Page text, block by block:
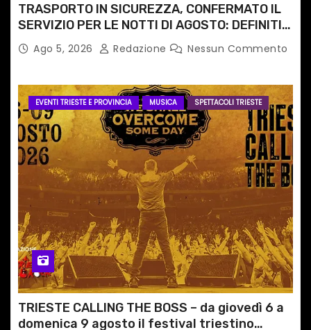
TRASPORTO IN SICUREZZA, CONFERMATO IL
SERVIZIO PER LE NOTTI DI AGOSTO: DEFINITI
PERCORSI, FERMATE E ORARIO
Ago 5, 2026 Redazione Nessun Commento
EVENTI TRIESTE E PROVINCIA MUSICA SPETTACOLI TRIESTE
TRIESTE CALLING THE BOSS – da giovedì 6 a
domenica 9 agosto il festival triestino